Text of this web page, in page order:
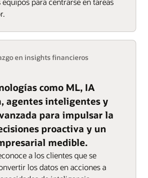
en insights financieros
como ML, IA
agentes inteligentes y
para impulsar la
proactiva y un
medible.
a los clientes que se
los datos en acciones a